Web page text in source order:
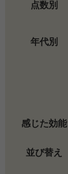
点数別
年代別
感じた効能
並び替え